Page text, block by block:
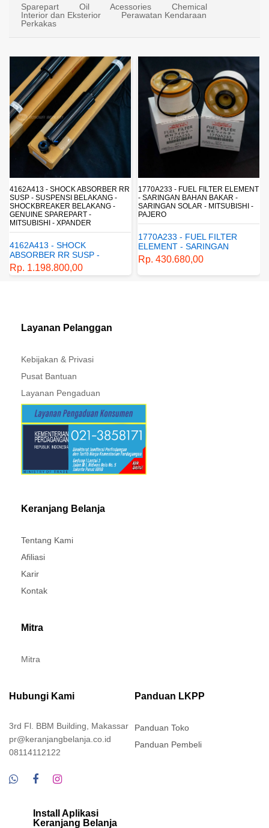
Sparepart Oil Acessories
Chemical
Interior dan Eksterior
Perawatan Kendaraan
Perkakas
4162A413 - SHOCK ABSORBER RR
SUSP - SUSPENSI BELAKANG -
SHOCKBREAKER BELAKANG -
GENUINE SPAREPART -
MITSUBISHI - XPANDER
4162A413 - SHOCK
ABSORBER RR SUSP -
SUSPENSI BELAKANG -
SHOCKBREAKER BELAKANG
Rp. 1.198.800,00
1770A233 - FUEL FILTER ELEMENT
- SARINGAN BAHAN BAKAR -
SARINGAN SOLAR - MITSUBISHI -
PAJERO
1770A233 - FUEL FILTER
ELEMENT - SARINGAN
BAHAN BAKAR - SARINGAN
SOLAR - MITSUBISHI -
PAJERO
Rp. 430.680,00
Layanan Pelanggan
Kebijakan & Privasi
Pusat Bantuan
Layanan Pengaduan
Keranjang Belanja
Tentang Kami
Afiliasi
Karir
Kontak
Mitra
Mitra
Hubungi Kami
3rd Fl. BBM Building, Makassar
pr@keranjangbelanja.co.id
08114112122
Panduan LKPP
Panduan Toko
Panduan Pembeli
Install Aplikasi
Keranjang Belanja